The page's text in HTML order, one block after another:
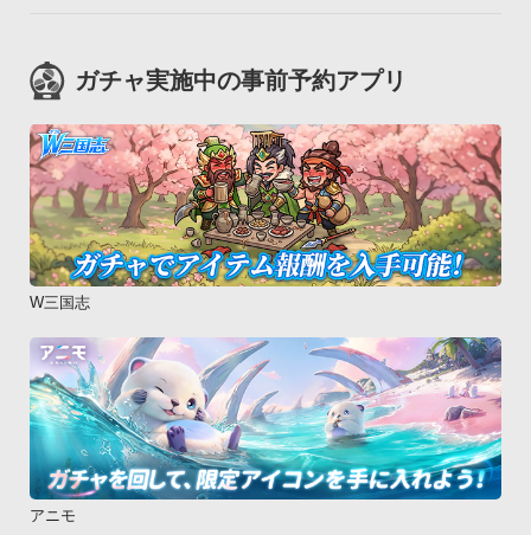
ガチャ実施中の事前予約アプリ
W三国志
アニモ